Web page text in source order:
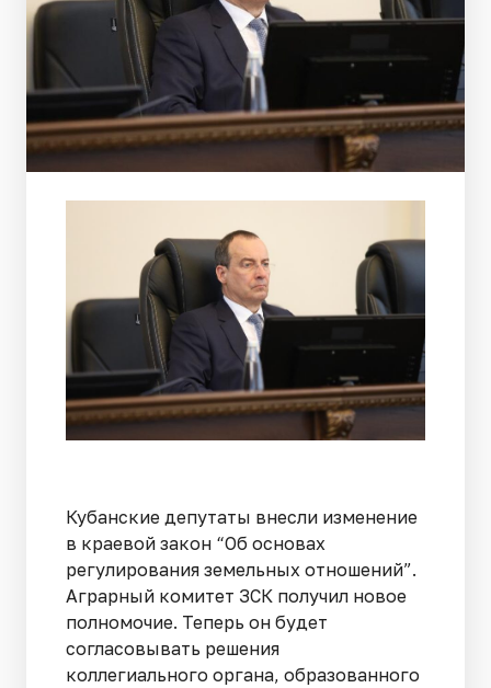
Кубанские депутаты внесли изменение
в краевой закон “Об основах
регулирования земельных отношений”.
Аграрный комитет ЗСК получил новое
полномочие. Теперь он будет
согласовывать решения
коллегиального органа, образованного